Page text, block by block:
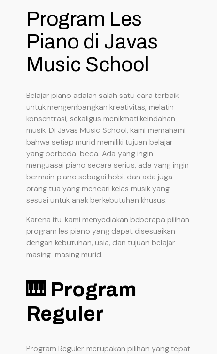
Program Les
Piano di Javas
Music School
Belajar piano adalah salah satu cara terbaik
untuk mengembangkan kreativitas, melatih
konsentrasi, sekaligus menikmati keindahan
musik. Di Javas Music School, kami memahami
bahwa setiap murid memiliki tujuan belajar
yang berbeda-beda. Ada yang ingin
menguasai piano secara serius, ada yang ingin
bermain piano sebagai hobi, dan ada juga
orang tua yang mencari kelas musik yang
sesuai untuk anak berkebutuhan khusus.
Karena itu, kami menyediakan beberapa pilihan
program les piano yang dapat disesuaikan
dengan kebutuhan, usia, dan tujuan belajar
masing-masing murid.
🎹 Program
Reguler
Program Reguler merupakan pilihan yang tepat